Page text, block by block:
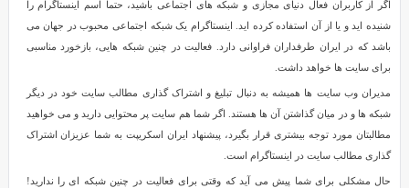
اگر از کاربران فعال دنیای مجازی و شبکه های اجتماعی باشید، حتما اسم اینستاگرام را
شنیده اید و یا از آن استفاده کرده اید. اینستاگرام یک شبکه اجتماعی محبوب در جهان می
باشد که در ایران طرفداران فراوانی دارد. فعالیت در چنین شبکه هایی، بازخورد مناسبی
برای سایت ها خواهد داشت.
مدیران وب سایت ها همیشه به دنبال تبلیغ و اشتراک گذاری مطالب سایت خود در دیگر
شبکه ها و در میان گذاشتن آن ها هستند. اگر شما هم سایت پر محتوایی دارید و می خواهید
مطالبتان مورد توجه بیشتری قرار بگیرد، پیشنهاد ایران اسکریپت به شما عزیزان اشتراک
گذاری مطالب سایت در اینستاگرام است.
حال مشکلی برای شما پیش می آید که وقتی برای فعالیت در چنین شبکه ای را ندارید!